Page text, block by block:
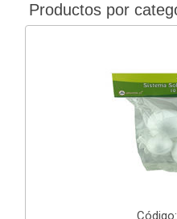
Productos por